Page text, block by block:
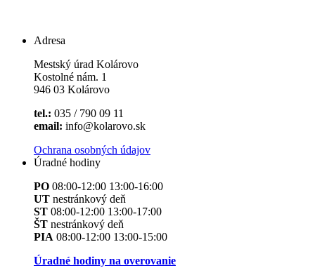
Adresa
Mestský úrad Kolárovo
Kostolné nám. 1
946 03 Kolárovo
tel.: 035 / 790 09 11
email: info@kolarovo.sk
Ochrana osobných údajov
Úradné hodiny
PO 08:00-12:00 13:00-16:00
UT nestránkový deň
ST 08:00-12:00 13:00-17:00
ŠT nestránkový deň
PIA 08:00-12:00 13:00-15:00
Úradné hodiny na overovanie